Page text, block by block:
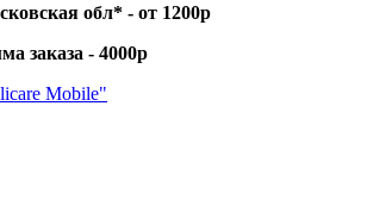
обл* - от 1200р
заказа - 4000р
Mobile"